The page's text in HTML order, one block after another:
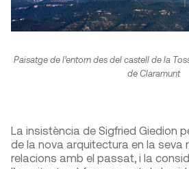
Paisatge de l’entorn des del castell de la
de Claramunt
La insistència de Sigfried Giedion
de la nova arquitectura en la seva
relacions amb el passat, i la